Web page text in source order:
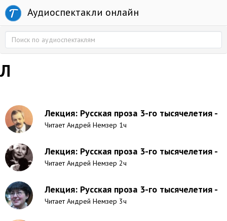
Аудиоспектакли онлайн
Л
Лекция: Русская проза 3-го тысячелетия -
Читает Андрей Немзер 1ч
Лекция: Русская проза 3-го тысячелетия -
Читает Андрей Немзер 2ч
Лекция: Русская проза 3-го тысячелетия -
Читает Андрей Немзер 3ч